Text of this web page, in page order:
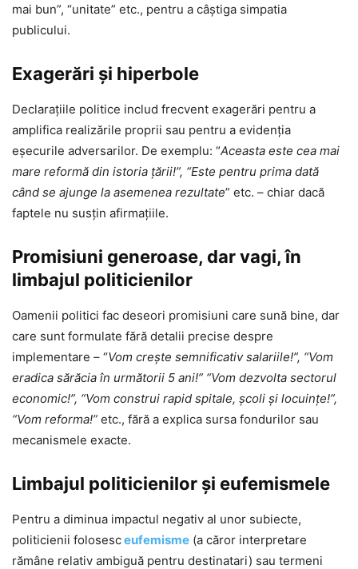
mai bun”, “unitate” etc., pentru a câștiga simpatia
publicului.
Exagerări și hiperbole
Declarațiile politice includ frecvent exagerări pentru a
amplifica realizările proprii sau pentru a evidenția
eșecurile adversarilor. De exemplu: “Aceasta este cea mai
mare reformă din istoria țării!”, “Este pentru prima dată
când se ajunge la asemenea rezultate” etc. – chiar dacă
faptele nu susțin afirmațiile.
Promisiuni generoase, dar vagi, în
limbajul politicienilor
Oamenii politici fac deseori promisiuni care sună bine, dar
care sunt formulate fără detalii precise despre
implementare – “Vom crește semnificativ salariile!”, “Vom
eradica sărăcia în următorii 5 ani!” “Vom dezvolta sectorul
economic!”, “Vom construi rapid spitale, școli şi locuințe!”,
“Vom reforma!” etc., fără a explica sursa fondurilor sau
mecanismele exacte.
Limbajul politicienilor şi eufemismele
Pentru a diminua impactul negativ al unor subiecte,
politicienii folosesceufemisme (a căror interpretare
rămâne relativ ambiguă pentru destinatari) sau termeni